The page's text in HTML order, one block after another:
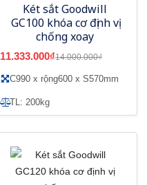
Két sắt Goodwill
GC100 khóa cơ định vị
chống xoay
11.333.000₫14.000.000₫
C990 x rộng600 x S570mm
TL: 200kg